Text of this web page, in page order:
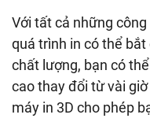
Với tất cả những
quá trình in có thể
chất lượng, bạn có
cao thay đổi từ vài
máy in 3D cho phép